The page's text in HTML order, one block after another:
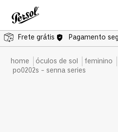
Frete grátis Pagamento
óculos de sol feminino
po0202s - senna series